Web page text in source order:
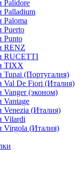
Palidore
Palladium
Paloma
Puerto
Punto
RENZ
RUCETTI
TIXX
(Португалия)
Val De Fiori (Италия)
(эконом)
Vantage
(Италия)
Vilardi
Virgola (Италия)